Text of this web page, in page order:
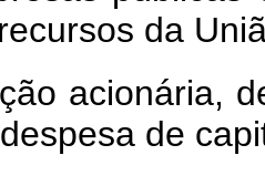
da
acionária,
de